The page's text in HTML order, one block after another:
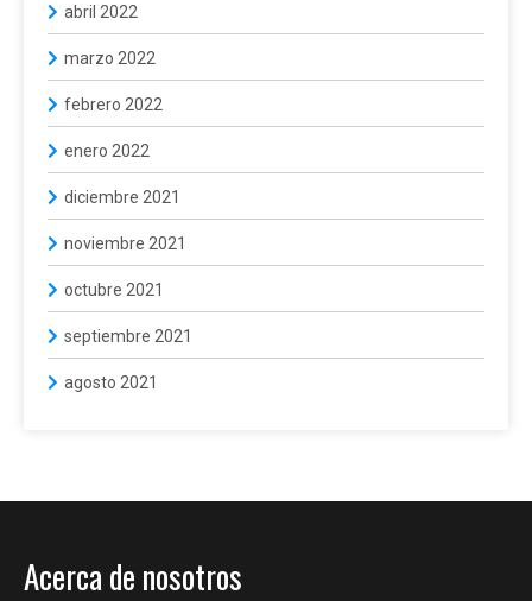
abril 2022
marzo 2022
febrero 2022
enero 2022
diciembre 2021
noviembre 2021
octubre 2021
septiembre 2021
agosto 2021
Acerca de nosotros